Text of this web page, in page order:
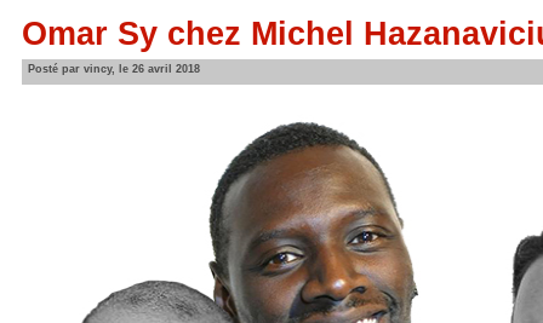
Omar Sy chez Michel
Posté par vincy, le 26 avril 2018